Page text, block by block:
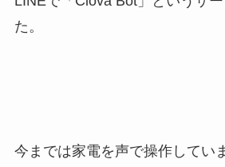
た。
今までは家電を声で操作してい